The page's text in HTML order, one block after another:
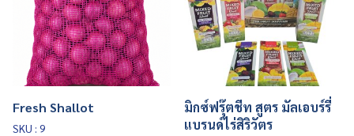
Fresh Shallot
SKU : 9
มิกซ์ฟรุ๊ตชีท สูตร มัลเอบร์รี่
แบรนด์ไร่สิริวัตร